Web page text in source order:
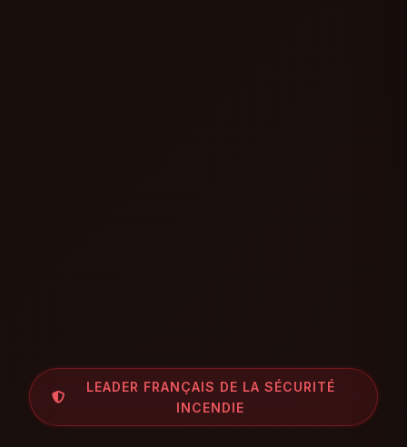
LEADER FRANÇAIS DE LA SÉCURITÉ
INCENDIE